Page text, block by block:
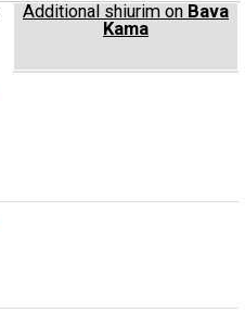
Additional shiurim on Bava
Kama